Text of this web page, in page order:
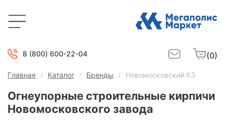
8 (800) 600-22-04 (0)
Главная Каталог Бренды Новомосковский КЗ
Огнеупорные строительные кирпичи
Новомосковского завода